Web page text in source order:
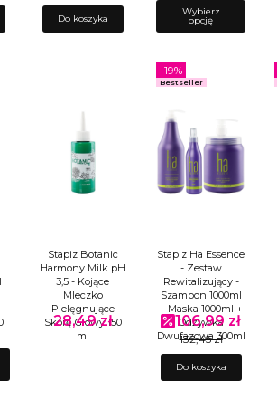
Do koszyka
Wybierz
opcję
Stapiz Botanic
Harmony Milk pH
3,5 - Kojące
Mleczko
Pielęgnujące
Skórę Głowy 150
ml
Cena
28,49 zł
Bestseller
Stapiz Ha Essence
- Zestaw
Rewitalizujący -
Szampon 1000ml
+ Maska 1000ml +
Odżywka
Dwufazowa 300ml
Cena promocyjna
106,99 zł
132,45 zł
-19%
Do koszyka